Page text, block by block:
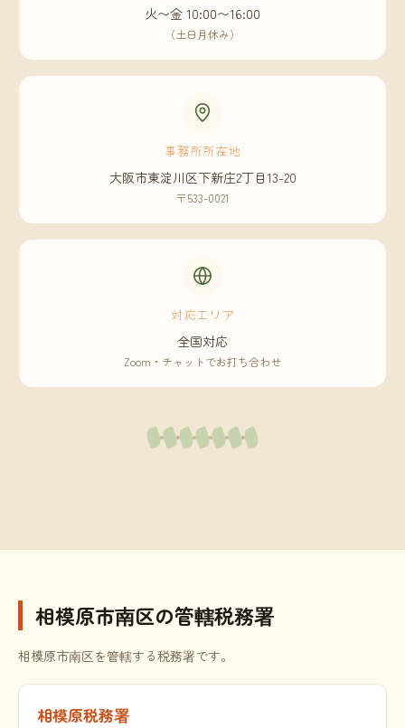
火〜金 10:00〜16:00
（土日月休み）
事務所所在地
大阪市東淀川区下新庄2丁目13-20
〒533-0021
対応エリア
全国対応
Zoom・チャットでお打ち合わせ
相模原市南区の管轄税務署
相模原市南区を管轄する税務署です。
相模原税務署